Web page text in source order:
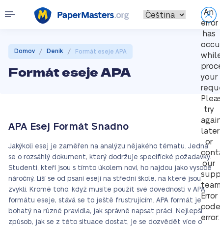
An
error
has
your
try
later
or
our
Error
code
error:
Domov / Deník / Formát eseje APA
Formát eseje APA
APA Esej Formát Snadno
Jakýkoli esej je zaměřen na analýzu nějakého tématu. Jedná
se o rozsáhlý dokument, který dodržuje specifické požadavky.
Studenti, kteří jsou s tímto úkolem noví, ho najdou jako vysoce
náročný. Liší se od psaní esejí na střední škole, na které jsou
zvyklí. Kromě toho, když musíte použít své dovednosti v APA
formátu eseje, stává se to ještě frustrujícím. APA formát je
bohatý na různé pravidla, jak správně napsat práci. Nejlepší
způsob, jak se z této situace dostat, je se dozvědět více o